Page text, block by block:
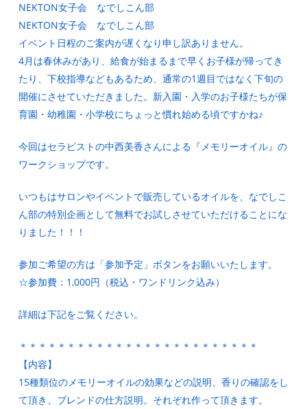
NEKTON女子会 なでしこん部
NEKTON女子会 なでしこん部
イベント日程のご案内が遅くなり申し訳ありません。
4月は春休みがあり、給食が始まるまで早くお子様が帰ってき
たり、下校指導などもあるため、通常の1週目ではなく下旬の
開催にさせていただきました。新入園・入学のお子様たちが保
育園・幼稚園・小学校にちょっと慣れ始める頃ですかね♪
今回はセラピストの中西美香さんによる『メモリーオイル』の
ワークショップです。
いつもはサロンやイベントで販売しているオイルを、なでしこ
ん部の特別企画として無料でお試しさせていただけることにな
りました！！！
参加ご希望の方は「参加予定」ボタンをお願いいたします。
☆参加費：1,000円（税込・ワンドリンク込み）
詳細は下記をご覧ください。
＊＊＊＊＊＊＊＊＊＊＊＊＊＊＊＊＊＊＊＊＊＊＊＊＊
【内容】
15種類位のメモリーオイルの効果などの説明、香りの確認をし
て頂き、ブレンドの仕方説明。それぞれ作って頂きます。